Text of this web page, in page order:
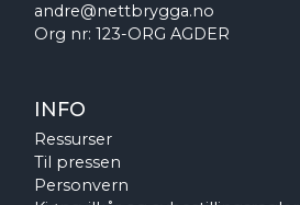
andre@nettbrygga.no
Org nr: 123-ORG AGDER
INFO
Ressurser
Til pressen
Personvern